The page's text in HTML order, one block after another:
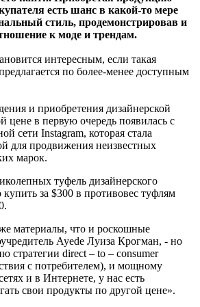
есть шанс в какой-то мере
стиль, продемонстрировав и
к моде и трендам.
интересным, если такая
по более-менее доступным
и приобретения дизайнерской
цене в первую очередь появилась с
сети Instagram, которая стала
для продвижения неизвестных
марок.
туфель дизайнерского
за $300 в противовес туфлям
материалы, что и роскошные
Ayede Луиза Крогман, - но
стратегии direct – to – consumer
с потребителем), и мощному
и в Интернете, у нас есть
свои продукты по другой цене».